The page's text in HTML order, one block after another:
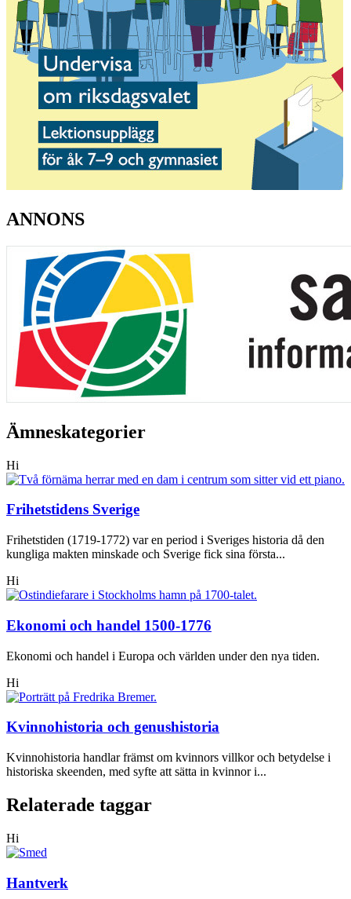
ANNONS
Ämneskategorier
Hi
Frihetstidens Sverige
Frihetstiden (1719-1772) var en period i Sveriges historia då den
kungliga makten minskade och Sverige fick sina första...
Hi
Ekonomi och handel 1500-1776
Ekonomi och handel i Europa och världen under den nya tiden.
Hi
Kvinnohistoria och genushistoria
Kvinnohistoria handlar främst om kvinnors villkor och betydelse i
historiska skeenden, med syfte att sätta in kvinnor i...
Relaterade taggar
Hi
Hantverk